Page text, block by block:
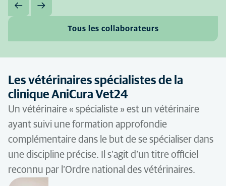
Tous les collaborateurs
Les vétérinaires spécialistes de la
clinique AniCura Vet24
Un vétérinaire « spécialiste » est un vétérinaire
ayant suivi une formation approfondie
complémentaire dans le but de se spécialiser dans
une discipline précise. Il s’agit d’un titre officiel
reconnu par l’Ordre national des vétérinaires.